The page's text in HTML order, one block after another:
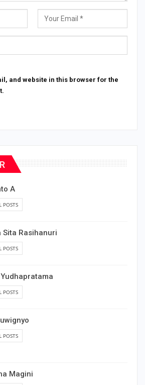
and website in this browser for the
A
POSTS
Sita Rasihanuri
POSTS
POSTS
POSTS
Magini